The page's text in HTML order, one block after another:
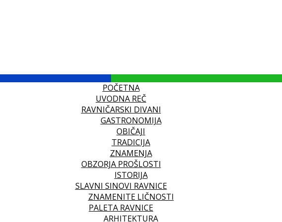
POČETNA
UVODNA REČ
RAVNIČARSKI DIVANI
GASTRONOMIJA
OBIČAJI
TRADICIJA
ZNAMENJA
OBZORJA PROŠLOSTI
ISTORIJA
SLAVNI SINOVI RAVNICE
ZNAMENITE LIČNOSTI
PALETA RAVNICE
ARHITEKTURA